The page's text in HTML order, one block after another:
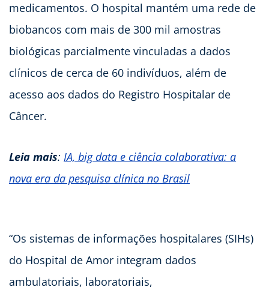
medicamentos. O hospital mantém uma rede de
biobancos com mais de 300 mil amostras
biológicas parcialmente vinculadas a dados
clínicos de cerca de 60 indivíduos, além de
acesso aos dados do Registro Hospitalar de
Câncer.
Leia mais: IA, big data e ciência colaborativa: a
nova era da pesquisa clínica no Brasil
“Os sistemas de informações hospitalares (SIHs)
do Hospital de Amor integram dados
ambulatoriais, laboratoriais,